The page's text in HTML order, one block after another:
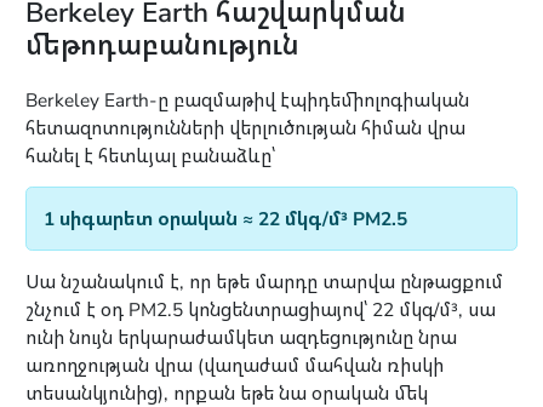
Berkeley Earth հաշվարկման
մեթոդաբանություն
Berkeley Earth-ը բազմաթիվ էպիդեմիոլոգիական
հետազոտությունների վերլուծության հիման վրա
հանել է հետևյալ բանաձևը՝
1 սիգարետ օրական ≈ 22 մկգ/մ³ PM2.5
Սա նշանակում է, որ եթե մարդը տարվա ընթացքում
շնչում է օդ PM2.5 կոնցենտրացիայով՝ 22 մկգ/մ³, սա
ունի նույն երկարաժամկետ ազդեցությունը նրա
առողջության վրա (վաղաժամ մահվան ռիսկի
տեսանկյունից), որքան եթե նա օրական մեկ